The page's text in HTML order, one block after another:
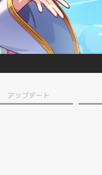
アップデート